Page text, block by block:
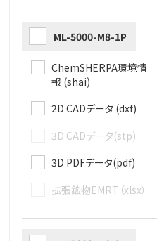
ML-5000-M8-1P
ChemSHERPA環境情
報 (shai)
2D CADデータ (dxf)
3D CADデータ(stp)
3D PDFデータ(pdf)
拡張鉱物EMRT（xlsx）